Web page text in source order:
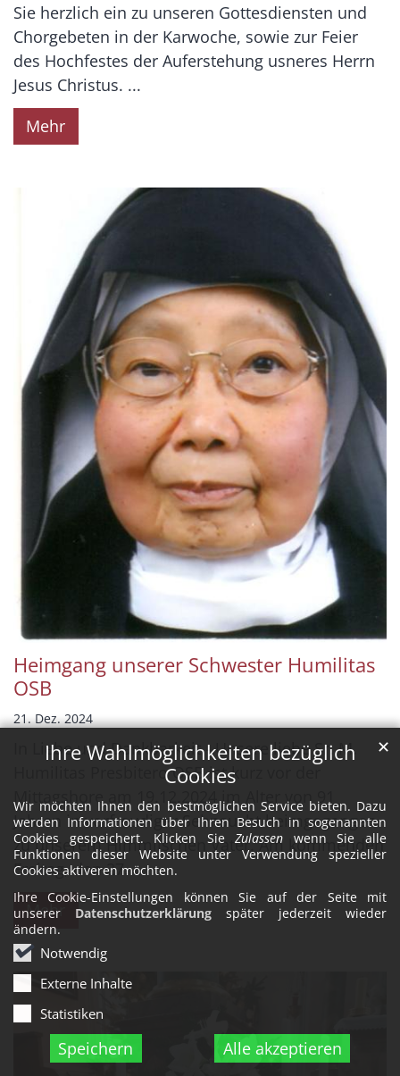
Ihre Wahlmöglichkeiten bezüglich
Cookies
Wir möchten Ihnen den bestmöglichen Service bieten. Dazu
werden Informationen über Ihren Besuch in sogenannten
Cookies gespeichert. Klicken SieZulassen wenn Sie alle
Funktionen dieser Website unter Verwendung spezieller
Cookies aktiveren möchten.
Ihre Cookie-Einstellungen können Sie auf der Seite mit
unserer Datenschutzerklärung später jederzeit wieder
ändern.
Notwendig
Externe Inhalte
Statistiken
Speichern Alle akzeptieren
✕
Sie herzlich ein zu unseren Gottesdiensten und
Chorgebeten in der Karwoche, sowie zur Feier
des Hochfestes der Auferstehung usneres Herrn
Jesus Christus. ...
Mehr
Heimgang unserer Schwester Humilitas
OSB
21. Dez. 2024
In Liebe und Dankbarkeit - Unsere liebe Sr. M.
Humilitas Presbitero OSB ist kurz vor der
Mittagshore am 19.12.2024 im Alter von 91
Jahren in vorfreudiger Sehnsucht heimgegangen
zu unserem Himmlischen Vater. Am kommenden
Freitag, den 27. ...
Mehr